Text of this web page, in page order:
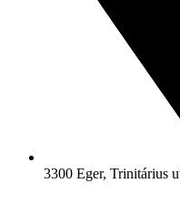
3300 Eger, Trinitárius